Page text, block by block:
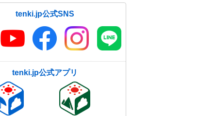
tenki.jp公式SNS
tenki.jp公式アプリ